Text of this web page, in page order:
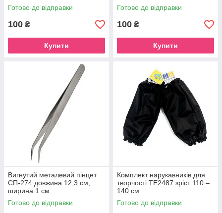
Готово до відправки
100 ₴
Купити
Готово до відправки
100 ₴
Купити
Вигнутий металевий пінцет
СП-274 довжина 12,3 см,
ширина 1 см
Готово до відправки
Комплект нарукавників для
творчості ТЕ2487 зріст 110 –
140 см
Готово до відправки